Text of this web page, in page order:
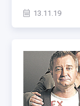
13.11.19